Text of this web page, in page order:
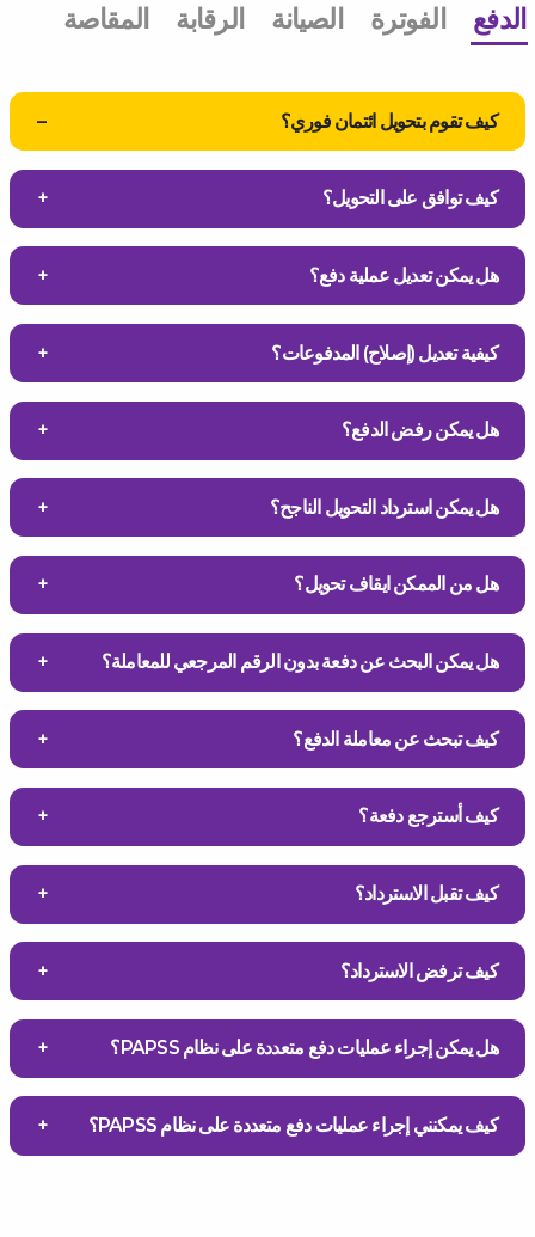
الدفع الفوترة الصيانة الرقابة المقاصة
كيف تقوم بتحويل ائتمان فوري؟
كيف توافق على التحويل؟
هل يمكن تعديل عملية دفع؟
كيفية تعديل (إصلاح) المدفوعات؟
هل يمكن رفض الدفع؟
هل يمكن استرداد التحويل الناجح؟
هل من الممكن ايقاف تحويل؟
هل يمكن البحث عن دفعة بدون الرقم المرجعي للمعاملة؟
كيف تبحث عن معاملة الدفع؟
كيف أسترجع دفعة؟
كيف تقبل الاسترداد؟
كيف ترفض الاسترداد؟
هل يمكن إجراء عمليات دفع متعددة على نظام PAPSS؟
كيف يمكنني إجراء عمليات دفع متعددة على نظام PAPSS؟